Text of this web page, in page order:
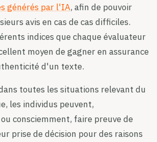
générés par l'IA, afin de pouvoir
avis en cas de cas difficiles.
indices que chaque évaluateur
moyen de gagner en assurance
d'un texte.
toutes les situations relevant du
les individus peuvent,
consciemment, faire preuve de
prise de décision pour des raisons